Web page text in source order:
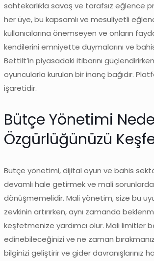
sahtekarlıkla savaş ve tarafsız eğlence
her üye, bu kapsamlı ve mesuliyetli
kullanıcılarına önemseyen ve onların
kendilerini emniyette duymalarını ve
Bettilt’in piyasadaki itibarını
oyuncularla kurulan bir inanç bağıdır.
işaretidir.
Bütçe Yönetimi
Özgürlüğünüzü
Bütçe yönetimi, dijital oyun ve bahis
devamlı hale getirmek ve mali
dönüşmemelidir. Mali yönetim, size bu
zevkinin artırırken, aynı zamanda
keşfetmenize yardımcı olur. Mali
edinebileceğinizi ve ne zaman
bilginizi geliştirir ve gider